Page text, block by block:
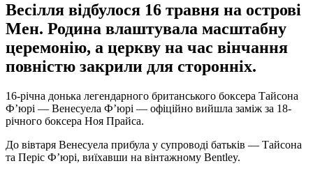
Весілля відбулося 16 травня на острові
Мен. Родина влаштувала масштабну
церемонію, а церкву на час вінчання
повністю закрили для сторонніх.
16-річна донька легендарного британського боксера Тайсона
Ф’юрі — Венесуела Ф’юрі — офіційно вийшла заміж за 18-
річного боксера Ноя Прайса.
До вівтаря Венесуела прибула у супроводі батьків — Тайсона
та Періс Ф’юрі, виїхавши на вінтажному Bentley.